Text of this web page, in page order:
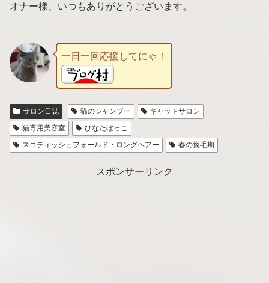
オナー様、いつもありがとうございます。
一日一回応援してにゃ！
サロン日誌 猫のシャンプー
キャットサロン
猫専用美容室
ひなたぼっこ
スコティッシュフォールド・ロングヘアー
春の換毛期
スポンサーリンク